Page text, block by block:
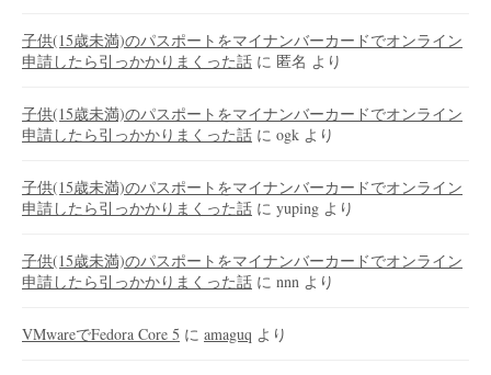
子供(15歳未満)のパスポートをマイナンバーカードでオンライン
申請したら引っかかりまくった話 に 匿名 より
子供(15歳未満)のパスポートをマイナンバーカードでオンライン
申請したら引っかかりまくった話 に ogk より
子供(15歳未満)のパスポートをマイナンバーカードでオンライン
申請したら引っかかりまくった話 に yuping より
子供(15歳未満)のパスポートをマイナンバーカードでオンライン
申請したら引っかかりまくった話 に nnn より
VMwareでFedora Core 5 に amaguq より